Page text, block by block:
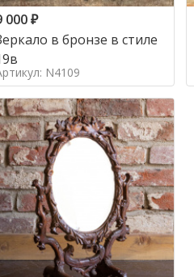
000₽
в бронзе в стиле
N4109